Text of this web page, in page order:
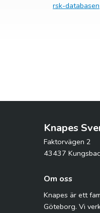
rsk-databasen
Knapes
Faktorvägen 2
43437
Om oss
Knapes är ett
Göteborg. Vi